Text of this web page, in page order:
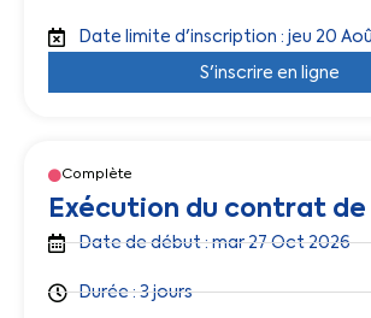
Date limite d'inscription : jeu 20
S'inscrire en ligne
Exécution du contrat
Date de début : mar 27 Oct 2026
Durée : 3 jours
Complète